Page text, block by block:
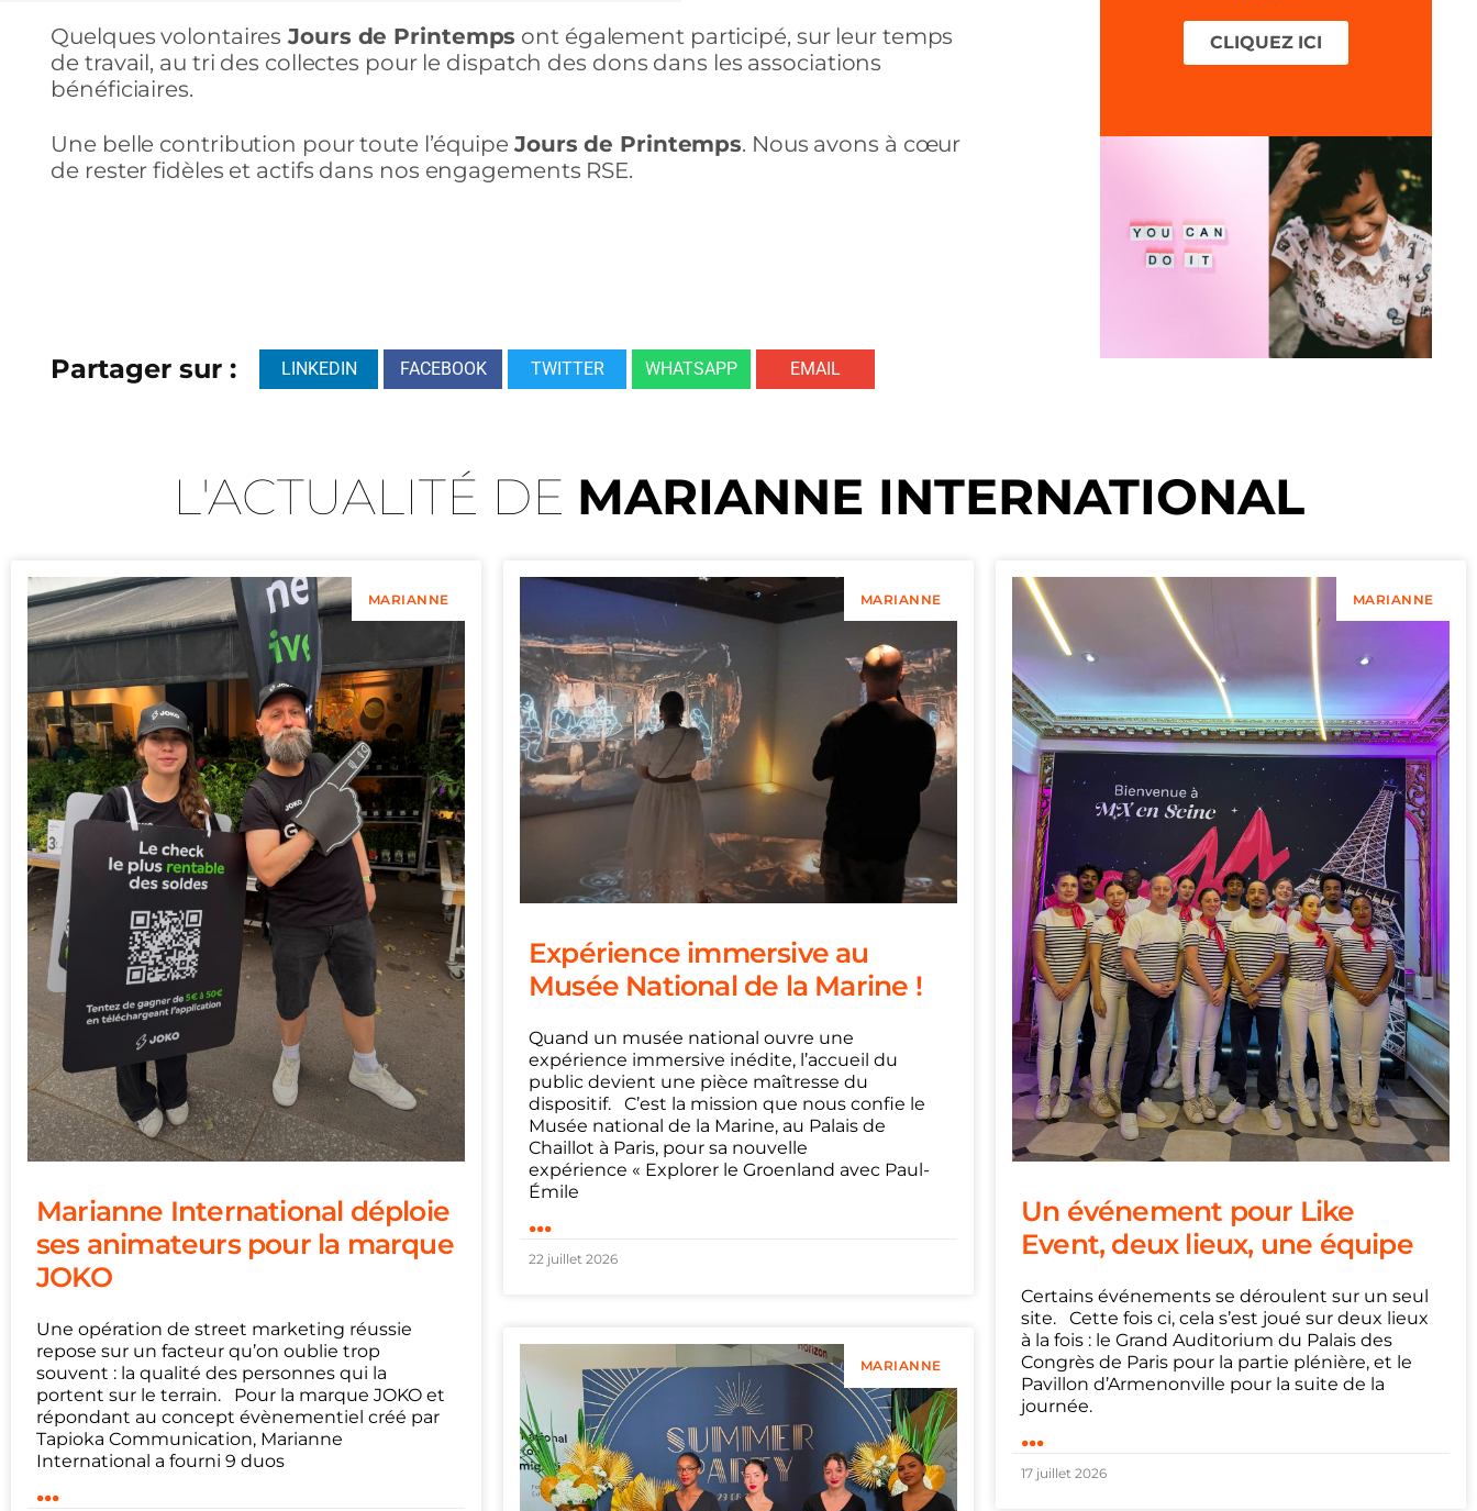
Quelques volontaires Jours de Printemps ont également participé, sur leur temps
de travail, au tri des collectes pour le dispatch des dons dans les associations
bénéficiaires.
Une belle contribution pour toute l’équipe Jours de Printemps. Nous avons à cœur
de rester fidèles et actifs dans nos engagements RSE.
Partager sur : LINKEDIN FACEBOOK TWITTER WHATSAPP EMAIL
CLIQUEZ ICI
L'ACTUALITÉ DE MARIANNE INTERNATIONAL
MARIANNE
Marianne International déploie
ses animateurs pour la marque
JOKO
Une opération de street marketing réussie
repose sur un facteur qu’on oublie trop
souvent : la qualité des personnes qui la
portent sur le terrain. Pour la marque JOKO et
répondant au concept évènementiel créé par
Tapioka Communication, Marianne
International a fourni 9 duos
...
MARIANNE
Expérience immersive au
Musée National de la Marine !
Quand un musée national ouvre une
expérience immersive inédite, l’accueil du
public devient une pièce maîtresse du
dispositif. C’est la mission que nous confie le
Musée national de la Marine, au Palais de
Chaillot à Paris, pour sa nouvelle
expérience « Explorer le Groenland avec Paul-
Émile
...
22 juillet 2026
MARIANNE
Un événement pour Like
Event, deux lieux, une équipe
Certains événements se déroulent sur un seul
site. Cette fois ci, cela s’est joué sur deux lieux
à la fois : le Grand Auditorium du Palais des
Congrès de Paris pour la partie plénière, et le
Pavillon d’Armenonville pour la suite de la
journée.
...
17 juillet 2026
MARIANNE